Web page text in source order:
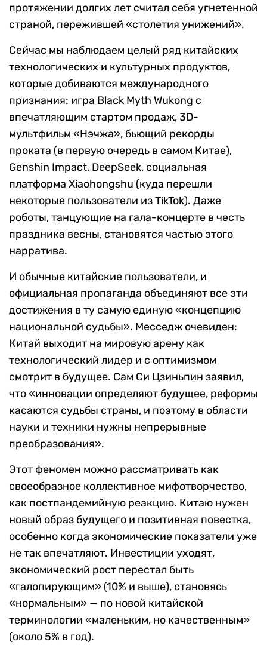
протяжении долгих лет считал себя угнетенной
страной, пережившей «столетия унижений».
Сейчас мы наблюдаем целый ряд китайских
технологических и культурных продуктов,
которые добиваются международного
признания: игра Black Myth Wukong с
впечатляющим стартом продаж, 3D-
мультфильм «Нэчжа», бьющий рекорды
проката (в первую очередь в самом Китае),
Genshin Impact, DeepSeek, социальная
платформа Xiaohongshu (куда перешли
некоторые пользователи из TikTok). Даже
роботы, танцующие на гала-концерте в честь
праздника весны, становятся частью этого
нарратива.
И обычные китайские пользователи, и
официальная пропаганда объединяют все эти
достижения в ту самую единую «концепцию
национальной судьбы». Месседж очевиден:
Китай выходит на мировую арену как
технологический лидер и с оптимизмом
смотрит в будущее. Сам Си Цзиньпин заявил,
что «инновации определяют будущее, реформы
касаются судьбы страны, и поэтому в области
науки и техники нужны непрерывные
преобразования».
Этот феномен можно рассматривать как
своеобразное коллективное мифотворчество,
как постпандемийную реакцию. Китаю нужен
новый образ будущего и позитивная повестка,
особенно когда экономические показатели уже
не так впечатляют. Инвестиции уходят,
экономический рост перестал быть
«галопирующим» (10% и выше), становясь
«нормальным» — по новой китайской
терминологии «маленьким, но качественным»
(около 5% в год).